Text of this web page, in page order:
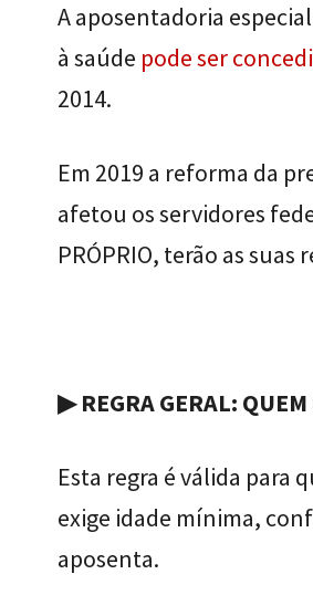
A aposentadoria
à saúde pode ser
2014.
Em 2019 a reforma da
afetou os servidores
PRÓPRIO, terão as
▶ REGRA GERAL:
Esta regra é válida para
exige idade mínima,
aposenta.